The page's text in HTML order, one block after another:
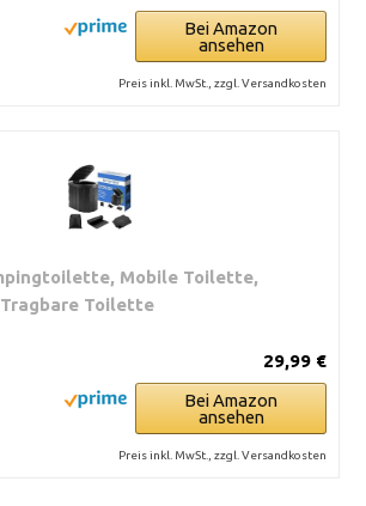
Bei Amazon
ansehen
Preis inkl. MwSt., zzgl. Versandkosten
Mobile Toilette,
Toilette
29,99 €
Bei Amazon
ansehen
Preis inkl. MwSt., zzgl. Versandkosten